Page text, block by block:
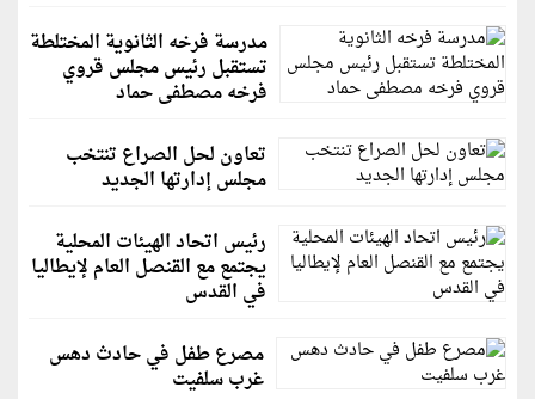
مدرسة فرخه الثانوية المختلطة
تستقبل رئيس مجلس قروي
فرخه مصطفى حماد
تعاون لحل الصراع تنتخب
مجلس إدارتها الجديد
رئيس اتحاد الهيئات المحلية
يجتمع مع القنصل العام لإيطاليا
في القدس
مصرع طفل في حادث دهس
غرب سلفيت